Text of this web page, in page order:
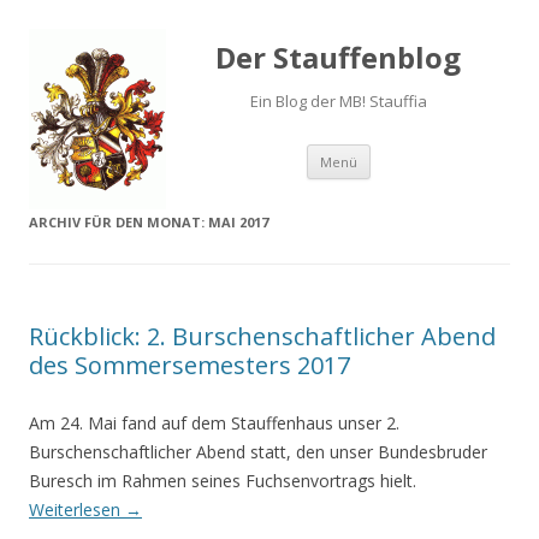
Der Stauffenblog
Ein Blog der MB! Stauffia
Menü
Springe zum Inhalt
ARCHIV FÜR DEN MONAT: MAI 2017
Rückblick: 2. Burschenschaftlicher Abend
des Sommersemesters 2017
Am 24. Mai fand auf dem Stauffenhaus unser 2.
Burschenschaftlicher Abend statt, den unser Bundesbruder
Buresch im Rahmen seines Fuchsenvortrags hielt.
Weiterlesen →